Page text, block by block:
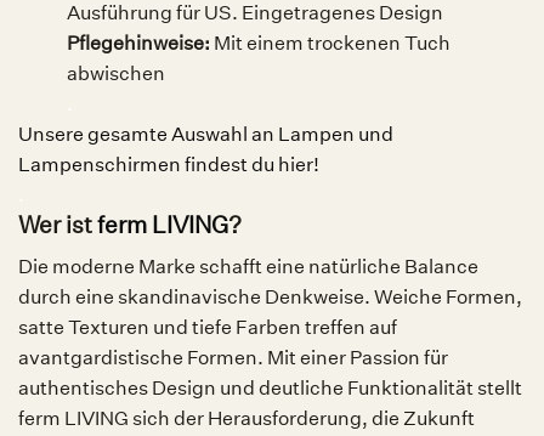
Ausführung für US. Eingetragenes Design
Pflegehinweise: Mit einem trockenen Tuch
abwischen
Unsere gesamte Auswahl an Lampen und
Lampenschirmen findest du hier!
Wer istferm LIVING?
Die moderne Marke schafft eine natürliche Balance
durch eine skandinavische Denkweise. Weiche Formen,
satte Texturen und tiefe Farben treffen auf
avantgardistische Formen. Mit einer Passion für
authentisches Design und deutliche Funktionalität stellt
ferm LIVING sich der Herausforderung, die Zukunft